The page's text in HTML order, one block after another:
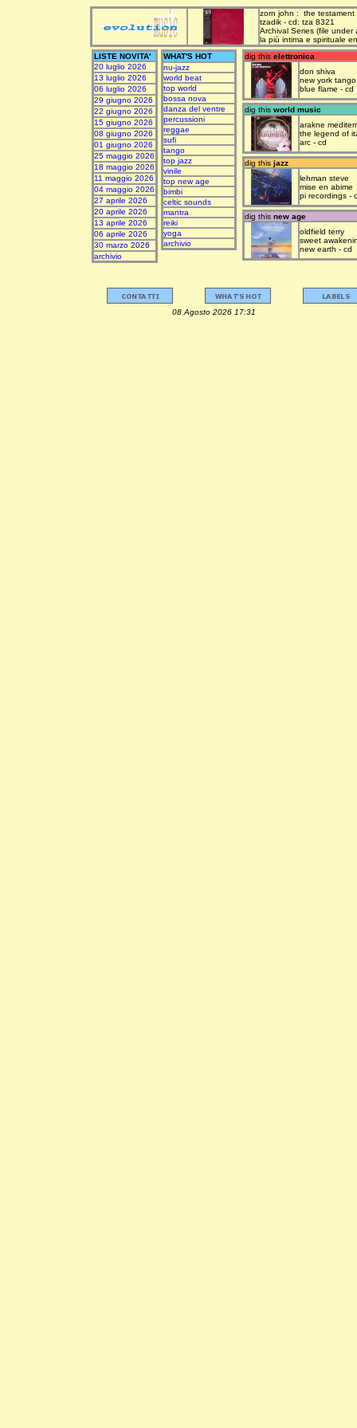
zorn john : the testament
tzadik - cd: tza 8321
Archival Series (file under
la più intima e spirituale
LISTE NOVITA'
20 luglio 2026
13 luglio 2026
06 luglio 2026
29 giugno 2026
22 giugno 2026
15 giugno 2026
08 giugno 2026
01 giugno 2026
25 maggio 2026
18 maggio 2026
11 maggio 2026
04 maggio 2026
27 aprile 2026
20 aprile 2026
13 aprile 2026
06 aprile 2026
30 marzo 2026
archivio
WHAT'S HOT
nu-jazz
world beat
top world
bossa nova
danza del ventre
percussioni
reggae
sufi
tango
top jazz
vinile
top new age
bimbi
celtic sounds
mantra
reiki
yoga
archivio
dig this elettronica
don shiva
new york tango
blue flame - cd
dig this world music
arakne
the legend of
arc - cd
dig this jazz
lehman steve
mise en abime
pi recordings -
dig this new age
oldfield terry
sweet
new earth - cd
08 Agosto 2026 17:31